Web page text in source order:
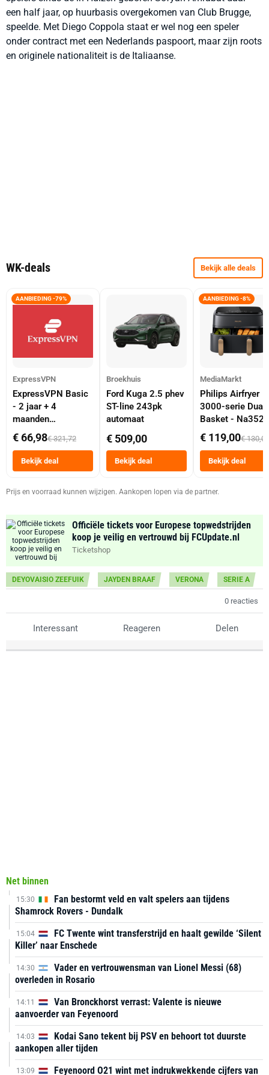
een half jaar, op huurbasis overgekomen van Club Brugge,
speelde. Met Diego Coppola staat er wel nog een speler
onder contract met een Nederlands paspoort, maar zijn roots
en originele nationaliteit is de Italiaanse.
WK-deals Bekijk alle deals
AANBIEDING -79%
ExpressVPN
ExpressVPN Basic
- 2 jaar + 4
maanden
abonnement
€ 66,98€ 321,72
Bekijk deal
Broekhuis
Ford Kuga 2.5 phev
ST-line 243pk
automaat
€ 509,00
Bekijk deal
AANBIEDING -8%
MediaMarkt
Philips Airfryer
3000-serie Dual
Basket -
Dubbele Mand 9
Tot 6 Personen
Heteluchtfriteuse
Zwart
€ 119,00€ 130,00
Bekijk deal
Prijs en voorraad kunnen wijzigen. Aankopen lopen via de partner.
Officiële tickets voor Europese topwedstrijden
koop je veilig en vertrouwd bij FCUpdate.nl
Ticketshop
DEYOVAISIO ZEEFUIK JAYDEN BRAAF VERONA SERIE A
0 reacties
Interessant Reageren Delen
Net binnen
15:30
Fan bestormt veld en valt spelers aan tijdens
Shamrock Rovers - Dundalk
15:04
FC Twente wint transferstrijd en haalt gewilde ‘Silent
Killer’ naar Enschede
14:30
Vader en vertrouwensman van Lionel Messi (68)
overleden in Rosario
14:11
Van Bronckhorst verrast: Valente is nieuwe
aanvoerder van Feyenoord
14:03
Kodai Sano tekent bij PSV en behoort tot duurste
aankopen aller tijden
13:09 Feyenoord O21 wint met indrukwekkende cijfers van